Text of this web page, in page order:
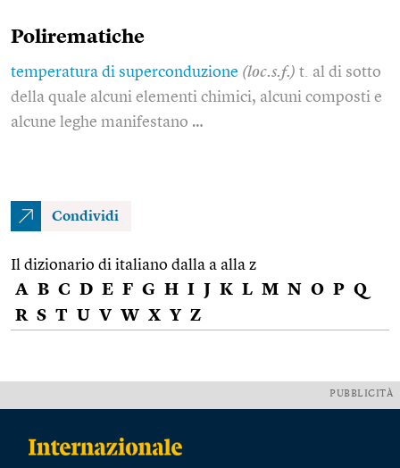
Polirematiche
temperatura di superconduzione (loc.s.f.) t. al di sotto
della quale alcuni elementi chimici, alcuni composti e
alcune leghe manifestano …
Condividi
Il dizionario di italiano dalla a alla z
A B C D E F G H I J K L M N O P Q
R S T U V W X Y Z
PUBBLICITÀ